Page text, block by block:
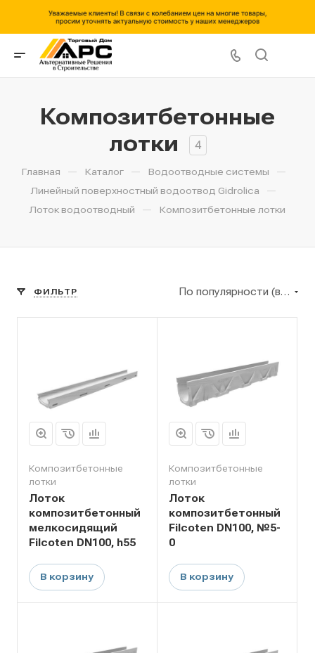
Композитбетонные
лотки
4
Главная — Каталог — Водоотводные системы —
Линейный поверхностный водоотвод Gidrolica —
Лоток водоотводный — Композитбетонные лотки
ФИЛЬТР По популярности (возрастание)
Композитбетонные
лотки
Лоток
композитбетонный
мелкосидящий
Filcoten DN100, h55
В корзину
Композитбетонные
лотки
Лоток
композитбетонный
Filcoten DN100, №5-
0
В корзину